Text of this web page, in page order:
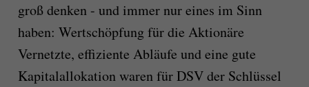
groß denken - und immer nur eines im Sinn
haben: Wertschöpfung für die Aktionäre
Vernetzte, effiziente Abläufe und eine gute
Kapitalallokation waren für DSV der Schlüssel